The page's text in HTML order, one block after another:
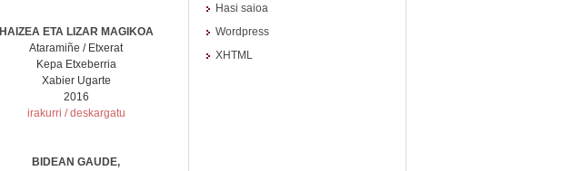
HAIZEA ETA LIZAR MAGIKOA
Ataramiñe / Etxerat
Kepa Etxeberria
Xabier Ugarte
2016
irakurri / deskargatu
BIDEAN GAUDE,
Hasi saioa
Wordpress
XHTML